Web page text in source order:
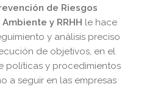
de Riesgos
y RRHH le hace
y análisis preciso
de objetivos, en el
políticas y procedimientos
a seguir en las empresas